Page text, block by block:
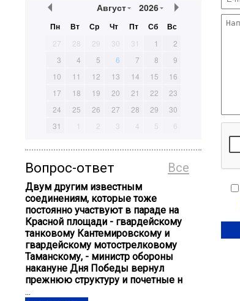
Август 2026
Пн Вт Ср Чт Пт Сб Вс
27 28 29 30 31 1
2
3
4 5 6 7 8
9
10
11 12 13 14 15
16
17
18 19 20 21 22
23
24
25 26 27 28 29
30
31
1 2 3 4 5 6
Все
Вопрос-ответ
Двум другим известным
соединениям, которые тоже
постоянно участвуют в параде на
Красной площади - гвардейскому
танковому Кантемировскому и
гвардейскому мотострелковому
Таманскому, - министр обороны
накануне Дня Победы вернул
прежнюю структуру и почетные н
...